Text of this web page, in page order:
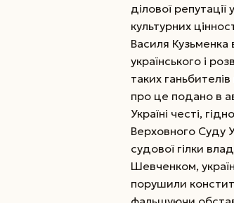
ділової
культурних
Василя
українського і
таких
про це подано в
Україні честі,
Верховного Суду
судової гілки
Шевченком,
порушили